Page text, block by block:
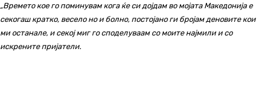
„Времето кое го поминувам кога ќе си дојдам во мојата Македонија е
секогаш кратко, весело но и болно, постојано ги бројам деновите кои
ми останале, и секој миг го споделуваам со моите најмили и со
искрените пријатели.